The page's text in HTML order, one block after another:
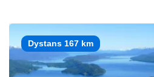
Dystans 167 km